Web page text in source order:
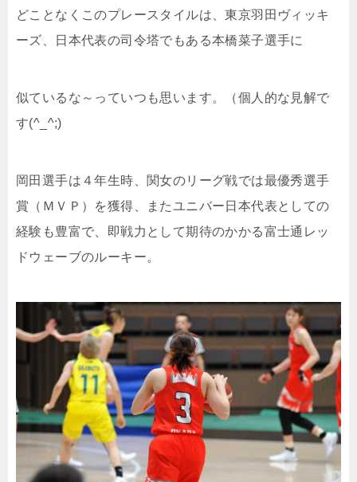
どことなくこのプレースタイルは、東京羽田ヴィッキ
ーズ、日本代表の司令塔でもある本橋菜子選手に
似ているな～っていつも思います。（個人的な見解で
す(^_^;)
岡田選手は４年生時、関女のリーグ戦では最優秀選手
賞（ＭＶＰ）を獲得、またユニバー日本代表としての
経験も豊富で、即戦力として期待のかかる富士通レッ
ドウェーブのルーキー。